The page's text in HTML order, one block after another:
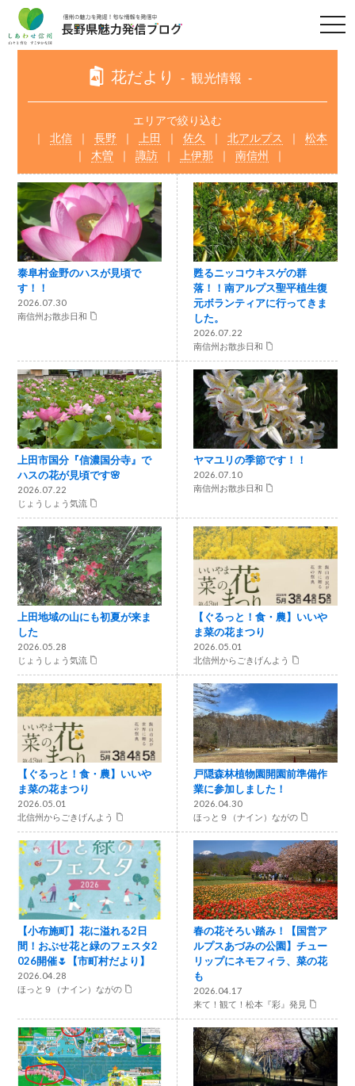
t
o
i
o
n
花だより 観光情報
エリアで絞り込む
北信
長野 上田 佐久 北アルプス
松本
木曽
諏訪 上伊那 南信州
泰阜村金野のハスが見頃で
す！！
2026.07.30
南信州お散歩日和
甦るニッコウキスゲの群
落！！南アルプス聖平植生復
元ボランティアに行ってきま
した。
2026.07.22
南信州お散歩日和
上田市国分『信濃国分寺』で
ハスの花が見頃です🌸
2026.07.22
じょうしょう気流
ヤマユリの季節です！！
2026.07.10
南信州お散歩日和
上田地域の山にも初夏が来ま
した
2026.05.28
じょうしょう気流
【ぐるっと！食・農】いいや
ま菜の花まつり
2026.05.01
北信州からごきげんよう
【ぐるっと！食・農】いいや
ま菜の花まつり
2026.05.01
北信州からごきげんよう
戸隠森林植物園開園前準備作
業に参加しました！
2026.04.30
ほっと９（ナイン）ながの
【小布施町】花に溢れる2日
間！おぶせ花と緑のフェスタ2
026開催🌷【市町村だより】
2026.04.28
ほっと９（ナイン）ながの
春の花そろい踏み！【国営ア
ルプスあづみの公園】チュー
リップにネモフィラ、菜の花
も
2026.04.17
来て！観て！松本『彩』発見